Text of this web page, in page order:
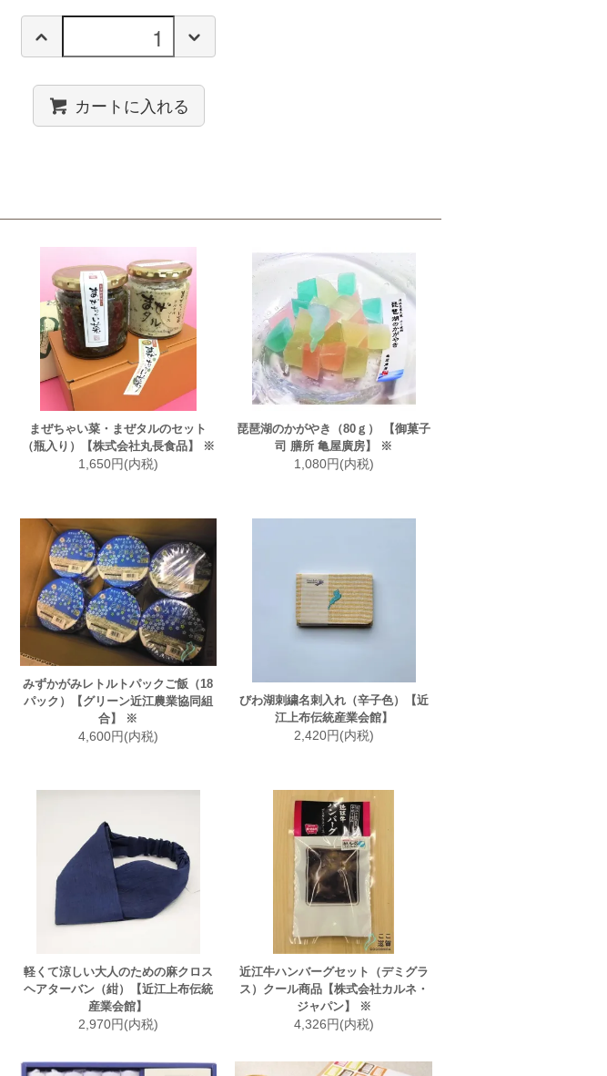
カートに入れる
まぜちゃい菜・まぜタルのセット
（瓶入り）【株式会社丸長食品】 ※
1,650円(内税)
琵琶湖のかがやき（80ｇ） 【御菓子
司 膳所 亀屋廣房】 ※
1,080円(内税)
みずかがみレトルトパックご飯（18
パック）【グリーン近江農業協同組
合】 ※
4,600円(内税)
びわ湖刺繍名刺入れ（辛子色）【近
江上布伝統産業会館】
2,420円(内税)
軽くて涼しい大人のための麻クロス
ヘアターバン（紺）【近江上布伝統
産業会館】
2,970円(内税)
近江牛ハンバーグセット（デミグラ
ス）クール商品【株式会社カルネ・
ジャパン】 ※
4,326円(内税)